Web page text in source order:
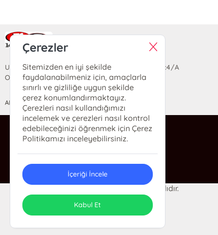
Ra Yayın Kitabevi
Uzun Sokak Saray Çarşısı Lara Sineması Girişi No:4/A
Ortahisar/TRABZON
ANASAYFA YARDIM İLETİŞİM
ra@rakitap.com
0(462) 326 49 71
© 2024 Ra Kitabevi. Her hakkı saklıdır.
Tasarım & Uygulama
Çerezler
Sitemizden en iyi şekilde
faydalanabilmeniz için, amaçlarla
sınırlı ve gizliliğe uygun şekilde
çerez konumlandırmaktayız.
Çerezleri nasıl kullandığımızı
incelemek ve çerezleri nasıl kontrol
edebileceğinizi öğrenmek için Çerez
Politikamızı inceleyebilirsiniz.
İçeriği İncele
Kabul Et